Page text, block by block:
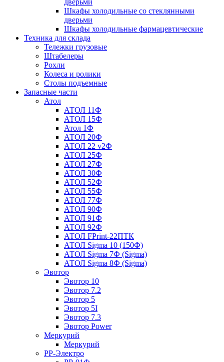
Шкафы холодильные со стеклянными
дверьми
Шкафы холодильные фармацевтические
Техника для склада
Тележки грузовые
Штабелеры
Рохли
Колеса и ролики
Столы подъемные
Запасные части
Атол
АТОЛ 11Ф
АТОЛ 15Ф
Атол 1Ф
АТОЛ 20Ф
АТОЛ 22 v2Ф
АТОЛ 25Ф
АТОЛ 27Ф
АТОЛ 30Ф
АТОЛ 52Ф
АТОЛ 55Ф
АТОЛ 77Ф
АТОЛ 90Ф
АТОЛ 91Ф
АТОЛ 92Ф
АТОЛ FPrint-22ПТК
АТОЛ Sigma 10 (150Ф)
АТОЛ Sigma 7Ф (Sigma)
АТОЛ Sigma 8Ф (Sigma)
Эвотор
Эвотор 10
Эвотор 7.2
Эвотор 5
Эвотор 5I
Эвотор 7.3
Эвотор Power
Меркурий
Меркурий
РР-Электро